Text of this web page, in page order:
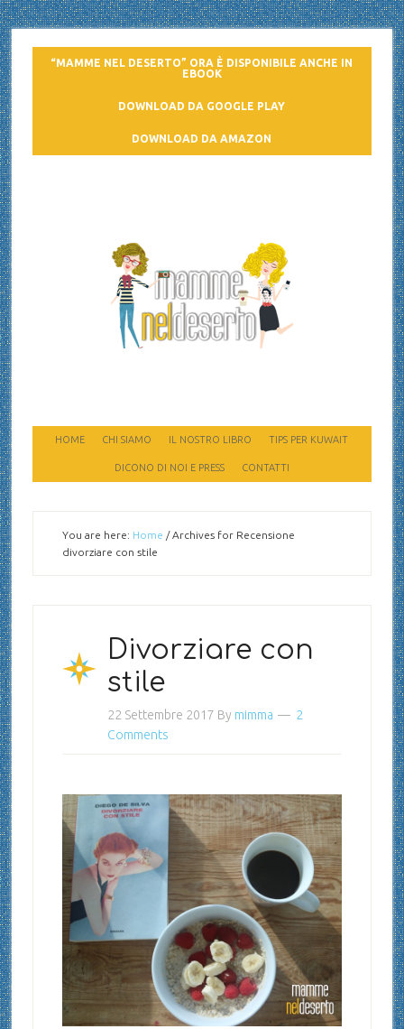
“MAMME NEL DESERTO” ORA È DISPONIBILE ANCHE IN
EBOOK
DOWNLOAD DA GOOGLE PLAY
DOWNLOAD DA AMAZON
HOME CHI SIAMO IL NOSTRO LIBRO TIPS PER KUWAIT
DICONO DI NOI E PRESS CONTATTI
You are here: Home /Archives for Recensione
divorziare con stile
Divorziare con
stile
22 Settembre 2017 By mimma
2
Comments